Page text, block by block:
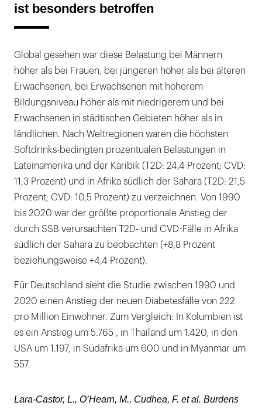
ist besonders betroffen
Global gesehen war diese Belastung bei Männern
höher als bei Frauen, bei jüngeren höher als bei älteren
Erwachsenen, bei Erwachsenen mit höherem
Bildungsniveau höher als mit niedrigerem und bei
Erwachsenen in städtischen Gebieten höher als in
ländlichen. Nach Weltregionen waren die höchsten
Softdrinks-bedingten prozentualen Belastungen in
Lateinamerika und der Karibik (T2D: 24,4 Prozent; CVD:
11,3 Prozent) und in Afrika südlich der Sahara (T2D: 21,5
Prozent; CVD: 10,5 Prozent) zu verzeichnen. Von 1990
bis 2020 war der größte proportionale Anstieg der
durch SSB verursachten T2D- und CVD-Fälle in Afrika
südlich der Sahara zu beobachten (+8,8 Prozent
beziehungsweise +4,4 Prozent).
Für Deutschland sieht die Studie zwischen 1990 und
2020 einen Anstieg der neuen Diabetesfälle von 222
pro Million Einwohner. Zum Vergleich: In Kolumbien ist
es ein Anstieg um 5.765 , in Thailand um 1.420, in den
USA um 1.197, in Südafrika um 600 und in Myanmar um
557.
Lara-Castor, L., O’Hearn, M., Cudhea, F. et al. Burdens